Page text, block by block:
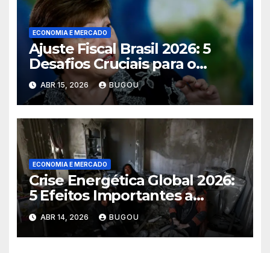
ECONOMIA E MERCADO
Ajuste Fiscal Brasil 2026: 5
Desafios Cruciais para o
Futuro
ABR 15, 2026 BUGOU
ECONOMIA E MERCADO
Crise Energética Global 2026:
5 Efeitos Importantes a
Considerar
ABR 14, 2026 BUGOU